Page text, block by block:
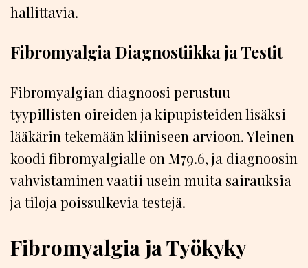
hallittavia.
Fibromyalgia Diagnostiikka ja Testit
Fibromyalgian diagnoosi perustuu
tyypillisten oireiden ja kipupisteiden lisäksi
lääkärin tekemään kliiniseen arvioon. Yleinen
koodi fibromyalgialle on M79.6, ja diagnoosin
vahvistaminen vaatii usein muita sairauksia
ja tiloja poissulkevia testejä.
Fibromyalgia ja Työkyky